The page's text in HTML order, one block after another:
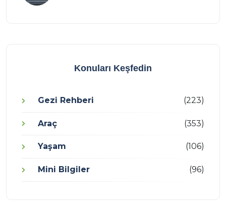
Konuları Keşfedin
Gezi Rehberi (223)
Araç (353)
Yaşam (106)
Mini Bilgiler (96)